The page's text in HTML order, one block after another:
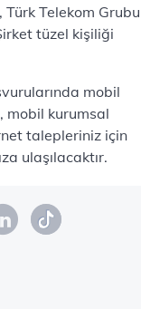
Telekom Grubu
tüzel kişiliği
mobil
mobil kurumsal
talepleriniz için
ulaşılacaktır.